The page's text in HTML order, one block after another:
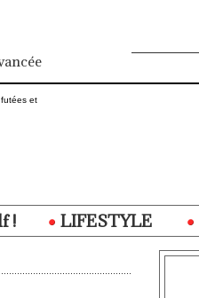
! LIFESTYLE